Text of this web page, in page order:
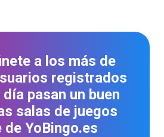
a los más de
registrados
pasan un buen
salas de juegos
de YoBingo.es